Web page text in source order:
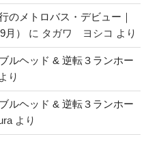
のメトロバス・デビュー｜
）
に タガワ ヨシコ より
ルヘッド & 逆転３ランホー
り
ルヘッド & 逆転３ランホー
より